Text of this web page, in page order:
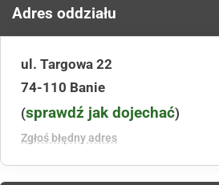
Adres oddziału
ul. Targowa 22
74-110 Banie
(sprawdź jak dojechać)
Zgłoś błędny adres